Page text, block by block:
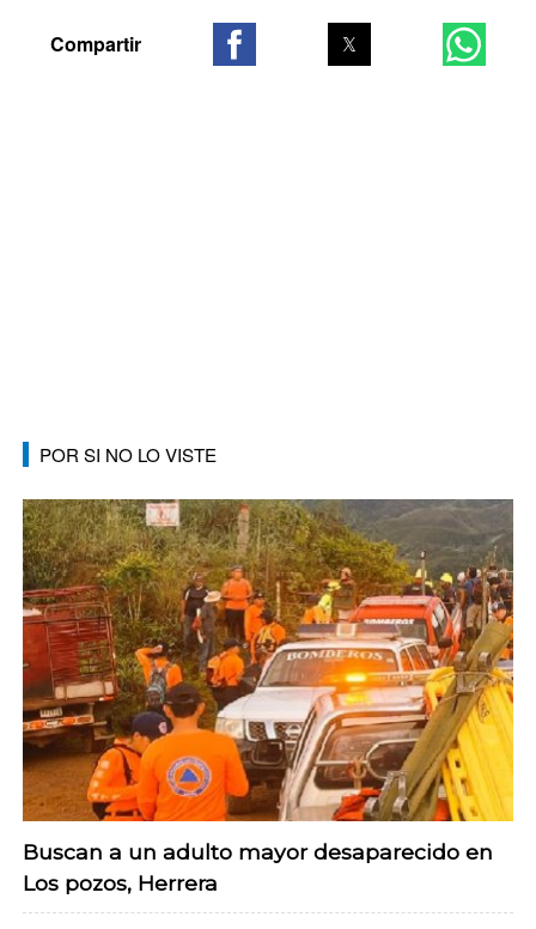
POR SI NO LO VISTE
Buscan a un adulto mayor desaparecido en
Los pozos, Herrera